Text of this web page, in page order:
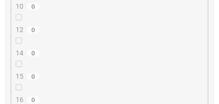
10 0
12 0
14 0
15 0
16 0